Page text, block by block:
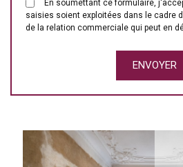
En soumettant ce formulaire,
saisies soient exploitées dans le cadre
de la relation commerciale qui peut en